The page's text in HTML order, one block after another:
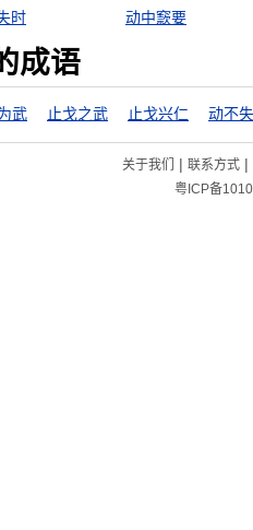
时 动中窾要
成语
武 止戈之武 止戈兴仁 动不
关于我们 | 联系方式|
粤ICP备